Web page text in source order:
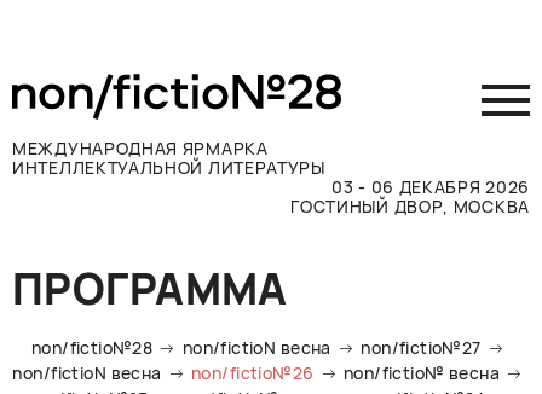
МЕЖДУНАРОДНАЯ ЯРМАРКА
ИНТЕЛЛЕКТУАЛЬНОЙ ЛИТЕРАТУРЫ
03 - 06 ДЕКАБРЯ 2026
ГОСТИНЫЙ ДВОР, МОСКВА
Принять участие
Участникам
Посетителям
Программа
ПРОГРАММА
non/fictio№28 non/fictioN весна
non/fictio№27
non/fictioN весна
non/fictio№26
non/fictio№ весна